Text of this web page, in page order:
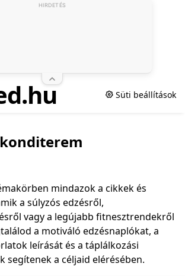
Süti beállítások
mindazok a cikkek és
a súlyzós edzésről,
vagy a legújabb fitnesztrendekről
a motiváló edzésnaplókat, a
leírását és a táplálkozási
segítenek a céljaid elérésében.
HIRDETÉS